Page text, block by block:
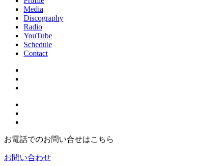
Media
Discography
Radio
YouTube
Schedule
Contact
お電話でのお問い合せはこちら
お問い合わせ